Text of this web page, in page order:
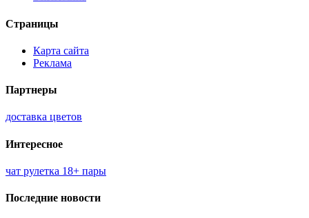
Страницы
Карта сайта
Реклама
Партнеры
доставка цветов
Интересное
чат рулетка 18+ пары
Последние новости